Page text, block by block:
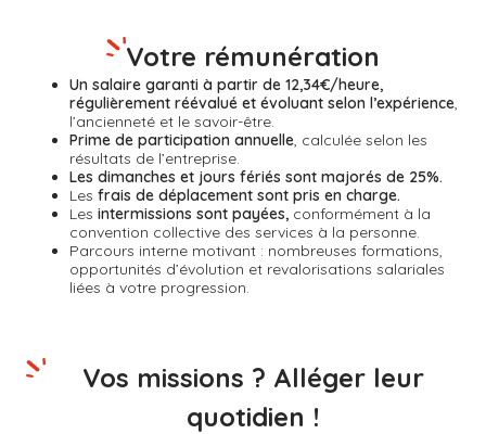
Un salaire garanti à partir de 12,34€/heure,
régulièrement réévalué et évoluant selon l’expérience,
l’ancienneté et le savoir-être.
Prime de participation annuelle, calculée selon les
résultats de l’entreprise.
Les dimanches et jours fériés sont majorés de 25%.
Les frais de déplacement sont pris en charge.
Les intermissions sont payées, conformément à la
convention collective des services à la personne.
Parcours interne motivant : nombreuses formations,
opportunités d’évolution et revalorisations salariales
liées à votre progression.
Votre rémunération
Vos missions ? Alléger leur
quotidien !